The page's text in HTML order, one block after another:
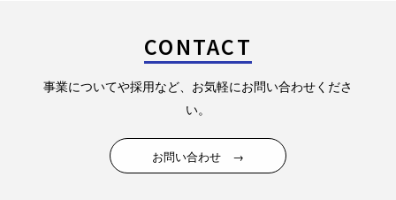
CONTACT
事業についてや採用など、お気軽にお問い合わせくださ
い。
お問い合わせ →